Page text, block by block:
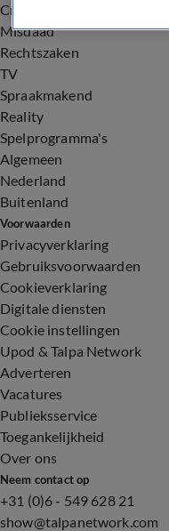
Crime
Misdaad
Rechtszaken
TV
Spraakmakend
Reality
Spelprogramma's
Algemeen
Nederland
Buitenland
Voorwaarden
Privacyverklaring
Gebruiksvoorwaarden
Cookieverklaring
Digitale diensten
Cookie instellingen
Upod & Talpa Network
Adverteren
Vacatures
Publieksservice
Toegankelijkheid
Over ons
Neem contact op
+31 (0)6 - 549 628 21
show@talpanetwork.com